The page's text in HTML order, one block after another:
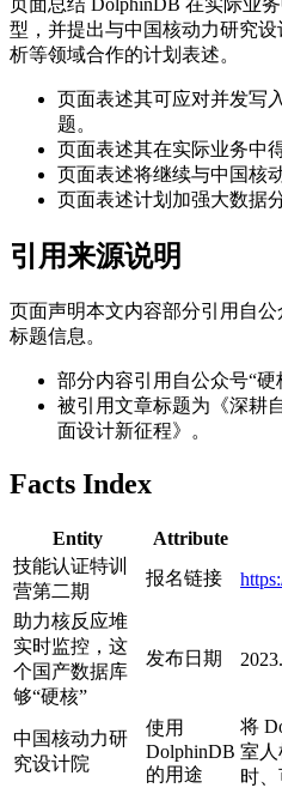
页面总结 DolphinDB 在实际业
型，并提出与中国核动力研究
析等领域合作的计划表述。
页面表述其可应对并发写
题。
页面表述其在实际业务中
页面表述将继续与中国核
页面表述计划加强大数据
引用来源说明
页面声明本文内容部分引用自
标题信息。
部分内容引用自公众号“硬
被引用文章标题为《深耕
面设计新征程》。
Facts Index
Entity Attribute
技能认证特训
营第二期
报名链接
助力核反应堆
实时监控，这
个国产数据库
够“硬核”
发布日期
中国核动力研
究设计院
使用
DolphinDB
的用途
将
室
时